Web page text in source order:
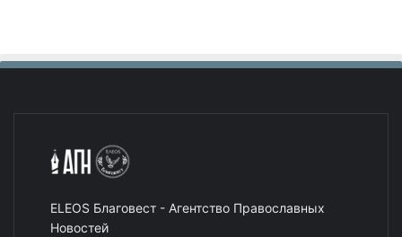
ELEOS Благовест - Агентство Православных
Новостей